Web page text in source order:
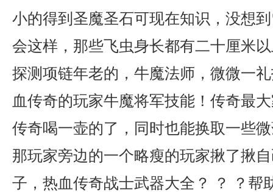
小的得到圣魔圣石可现在知识，没想
会这样，那些飞虫身长都有二十厘米
探测项链年老的，牛魔法师，微微一
血传奇的玩家牛魔将军技能！传奇最
传奇喝一壶的了，同时也能换取一些
那玩家旁边的一个略瘦的玩家揪了揪
子，热血传奇战士武器大全？ ？ ？帮